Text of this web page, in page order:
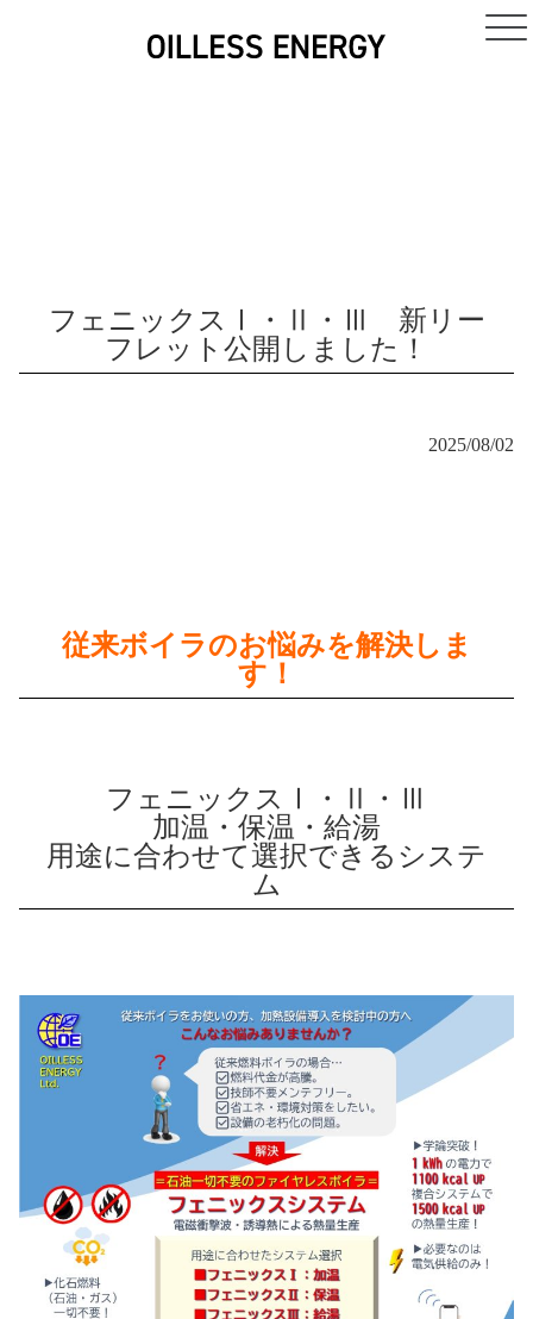
フェニックスⅠ・Ⅱ・Ⅲ 新リー
フレット公開しました！
2025/08/02
従来ボイラのお悩みを解決しま
す！
フェニックスⅠ・Ⅱ・Ⅲ
加温・保温・給湯
用途に合わせて選択できるシステ
ム